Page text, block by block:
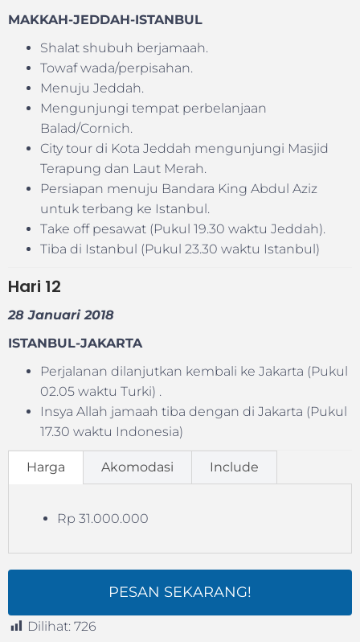
MAKKAH-JEDDAH-ISTANBUL
Shalat shubuh berjamaah.
Towaf wada/perpisahan.
Menuju Jeddah.
Mengunjungi tempat perbelanjaan
Balad/Cornich.
City tour di Kota Jeddah mengunjungi Masjid
Terapung dan Laut Merah.
Persiapan menuju Bandara King Abdul Aziz
untuk terbang ke Istanbul.
Take off pesawat (Pukul 19.30 waktu Jeddah).
Tiba di Istanbul (Pukul 23.30 waktu Istanbul)
Hari 12
28 Januari 2018
ISTANBUL-JAKARTA
Perjalanan dilanjutkan kembali ke Jakarta (Pukul
02.05 waktu Turki) .
Insya Allah jamaah tiba dengan di Jakarta (Pukul
17.30 waktu Indonesia)
Harga Akomodasi Include
Rp 31.000.000
PESAN SEKARANG!
Dilihat: 726